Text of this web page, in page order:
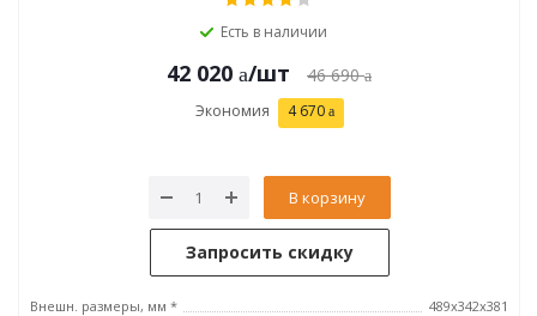
Есть в наличии
42 020 /шт 46 690
Экономия 4 670
В корзину
Запросить скидку
Внешн. размеры, мм *
489x342x381